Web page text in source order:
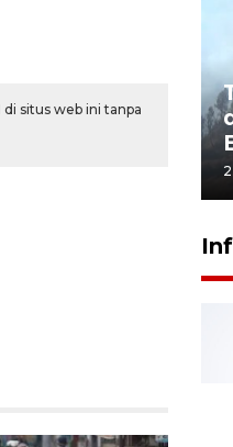
situs web ini tanpa
padamkan